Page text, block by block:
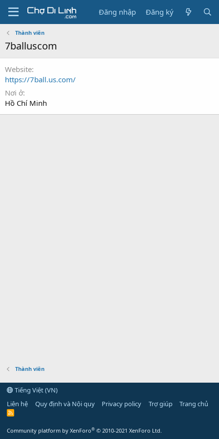
Đăng nhập Đăng ký
Thành viên
7balluscom
Website
https://7ball.us.com/
Nơi ở
Hồ Chí Minh
Thành viên
Tiếng Việt (VN)
Liên hệ
Quy định và Nội quy Privacy policy Trợ giúp Trang chủ
R
Community platform by XenForo® © 2010-2021 XenForo Ltd.